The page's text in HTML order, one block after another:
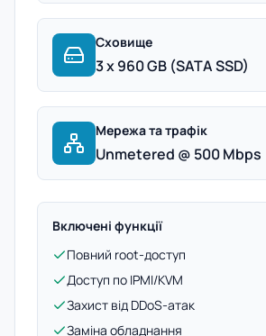
Сховище
3 x 960 GB (SATA SSD)
Мережа та трафік
Unmetered @ 500 Mbps
Включені функції
Повний root-доступ
Доступ по IPMI/KVM
Захист від DDoS-атак
Заміна обладнання